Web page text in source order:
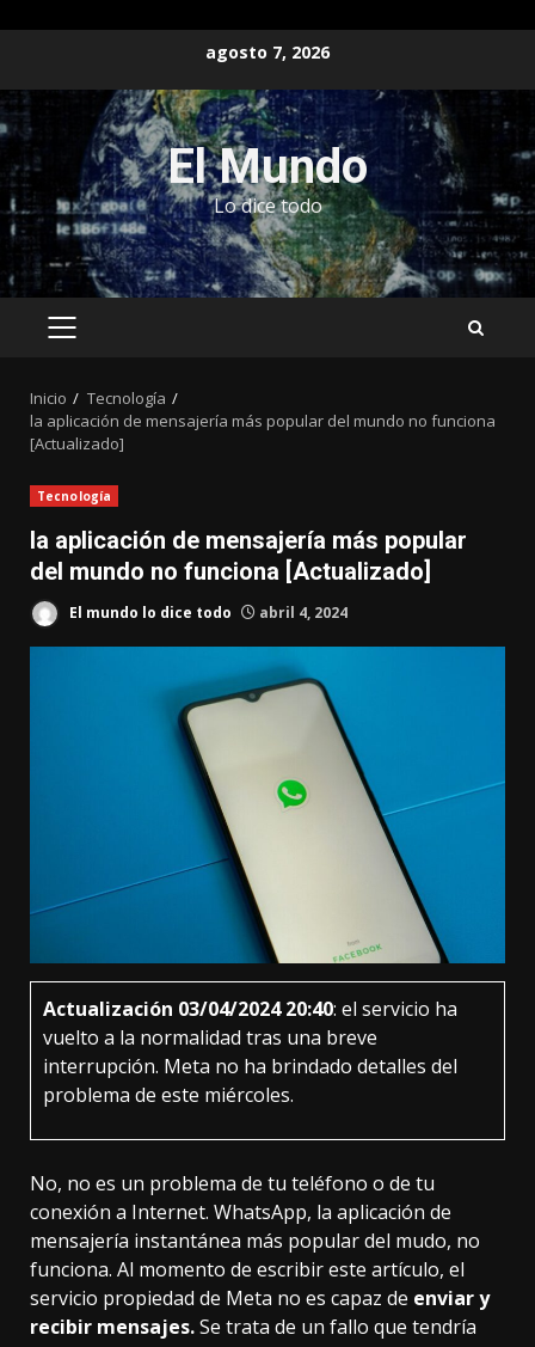
contenido
agosto 7, 2026
El Mundo
Lo dice todo
MENÚ
Inicio
Tecnología
la aplicación de mensajería más popular del mundo no funciona
[Actualizado]
Tecnología
la aplicación de mensajería más popular
del mundo no funciona [Actualizado]
El mundo lo dice todo abril 4, 2024
Actualización 03/04/2024 20:40: el servicio ha
vuelto a la normalidad tras una breve
interrupción. Meta no ha brindado detalles del
problema de este miércoles.
No, no es un problema de tu teléfono o de tu
conexión a Internet. WhatsApp, la aplicación de
mensajería instantánea más popular del mudo, no
funciona. Al momento de escribir este artículo, el
servicio propiedad de Meta no es capaz de enviar y
recibir mensajes.Se trata de un fallo que tendría